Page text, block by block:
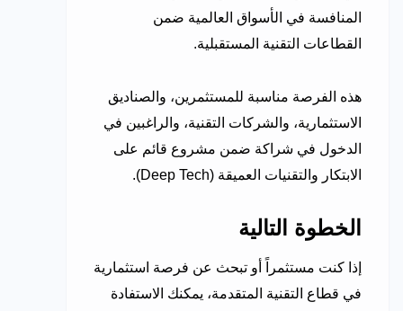
المنافسة في الأسواق العالمية ضمن
القطاعات التقنية المستقبلية.
هذه الفرصة مناسبة للمستثمرين، والصناديق
الاستثمارية، والشركات التقنية، والراغبين في
الدخول في شراكة ضمن مشروع قائم على
الابتكار والتقنيات العميقة (Deep Tech).
الخطوة التالية
إذا كنت مستثمراً أو تبحث عن فرصة استثمارية
في قطاع التقنية المتقدمة، يمكنك الاستفادة